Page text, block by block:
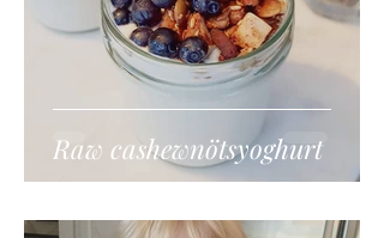
Raw cashewnötsyoghurt